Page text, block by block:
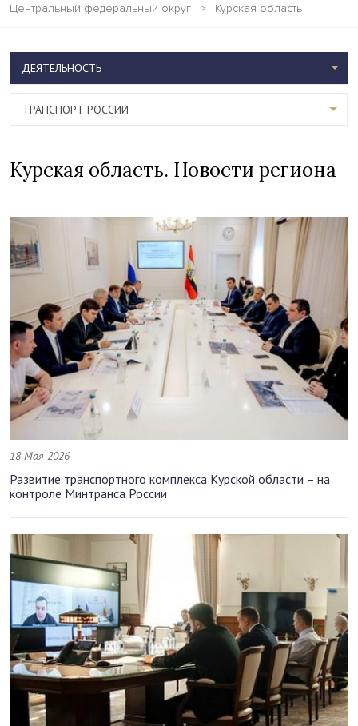
Центральный федеральный округ
> Курская область
Курская область. Новости региона
18 Мая 2026
Развитие транспортного комплекса Курской области – на
контроле Минтранса России
ДЕЯТЕЛЬНОСТЬ
ТРАНСПОРТ РОССИИ